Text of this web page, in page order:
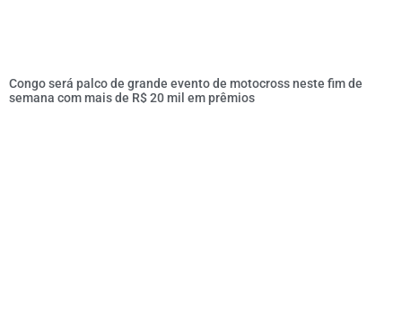
Congo será palco de grande evento de motocross neste fim de
semana com mais de R$ 20 mil em prêmios